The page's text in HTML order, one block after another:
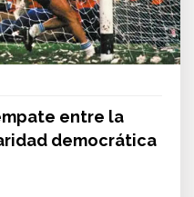
entre la
democrática